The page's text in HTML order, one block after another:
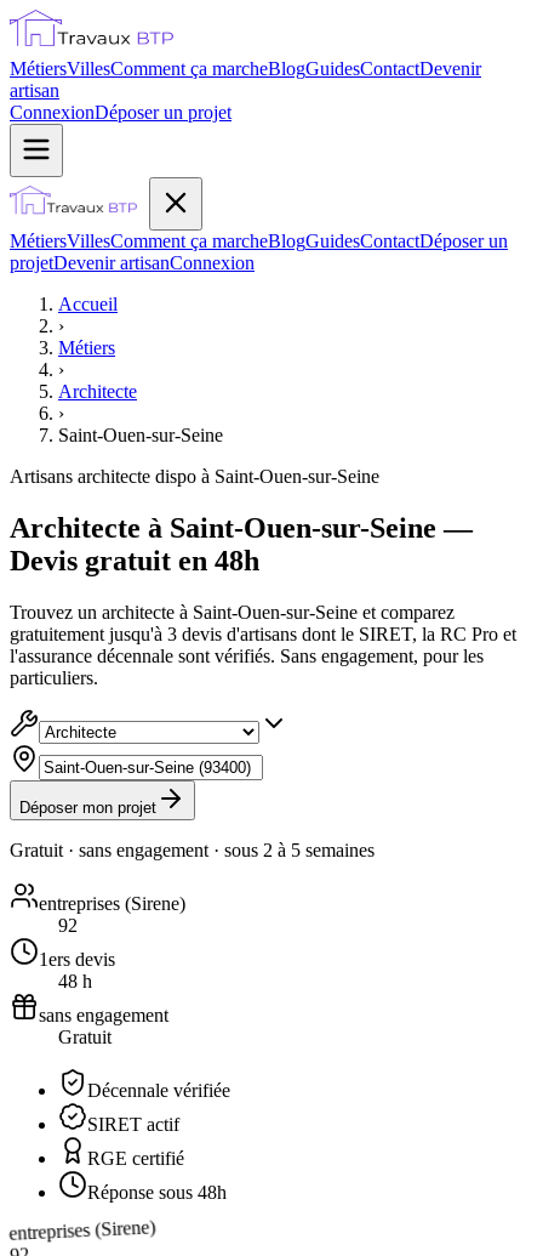
MétiersVillesComment ça marcheBlogGuidesContactDevenir
artisan
ConnexionDéposer un projet
MétiersVillesComment ça marcheBlogGuidesContactDéposer un
projetDevenir artisanConnexion
Accueil
›
Métiers
›
Architecte
›
Saint-Ouen-sur-Seine
Artisans architecte dispo à Saint-Ouen-sur-Seine
Architecte à Saint-Ouen-sur-Seine —
Devis gratuit en 48h
Trouvez un architecte à Saint-Ouen-sur-Seine et comparez
gratuitement jusqu'à 3 devis d'artisans dont le SIRET, la RC Pro et
l'assurance décennale sont vérifiés. Sans engagement, pour les
particuliers.
Déposer mon projet
Gratuit · sans engagement · sous 2 à 5 semaines
entreprises (Sirene)
92
1ers devis
48 h
sans engagement
Gratuit
Décennale vérifiée
SIRET actif
RGE certifié
Réponse sous 48h
entreprises (Sirene)